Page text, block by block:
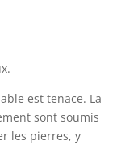
est tenace. La
sont soumis
les pierres, y